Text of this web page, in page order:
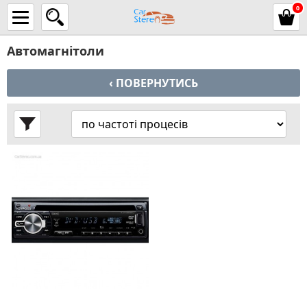
0
Автомагнітоли
‹ ПОВЕРНУТИСЬ